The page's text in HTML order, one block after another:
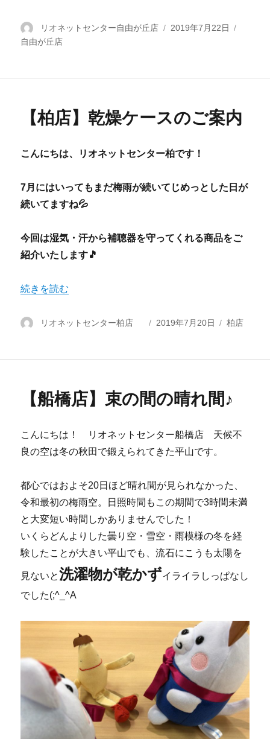
投
稿
リオネットセンター自由が丘店
投
2019年7月22日
自由が丘店
【柏店】乾燥ケースのご案内
こんにちは、リオネットセンター柏です！
7月にはいってもまだ梅雨が続いてじめっとした日が
続いてますね💦
今回は湿気・汗から補聴器を守ってくれる商品をご
紹介いたします🎵
“【柏店】乾燥ケースのご案内” の
続きを読む
投
リオネットセンター柏店
投
2019年7月20日
カ
柏店
【船橋店】束の間の晴れ間♪
こんにちは！ リオネットセンター船橋店 天候不
良の空は冬の秋田で鍛えられてきた平山です。
都心ではおよそ20日ほど晴れ間が見られなかった、
令和最初の梅雨空。日照時間もこの期間で3時間未満
と大変短い時間しかありませんでした！
いくらどんよりした曇り空・雪空・雨模様の冬を経
験したことが大きい平山でも、流石にこうも太陽を
見ないと 洗濯物が乾かずイライラしっぱなし
でした(;^_^A